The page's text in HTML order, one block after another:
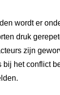
wordt er
druk
zijn
bij het conflict